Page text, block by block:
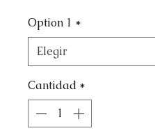
Option 1 *
Cantidad *